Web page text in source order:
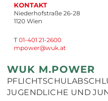
KONTAKT
Niederhofstraße 26-28
1120 Wien
T 01-401 21-2600
mpower@wuk.at
WUK M.POWER
JUGENDLICHE UND